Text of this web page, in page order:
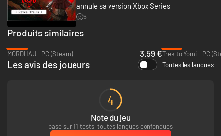
Des villages médiévaux aux châteaux, des superbes montagnes
verdoyantes des Apennins aux vestiges de la Rome antique, explorez une
magnifique Italie du XIVe siècle à travers les yeux d’une chevaleresse
errante. Fouillez les environs pour dénicher des bibelots et des trésors
afin de compléter votre collection.
annule sa version Xbox Series
5
Produits similaires
MORDHAU - PC (Steam)
3.59 €Trek to Yomi - PC
Les avis des joueurs Toutes les langues
4
Note du jeu
basé sur 11 tests, toutes langues confondues